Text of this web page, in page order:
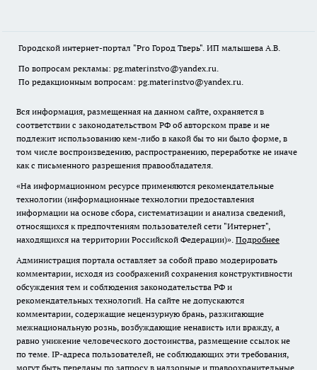
Городской интернет-портал "Pro Город Тверь". ИП малышева А.В.
По вопросам рекламы: pg.materinstvo@yandex.ru.
По редакционным вопросам: pg.materinstvo@yandex.ru.
Вся информация, размещенная на данном сайте, охраняется в
соответствии с законодательством РФ об авторском праве и не
подлежит использованию кем-либо в какой бы то ни было форме, в
том числе воспроизведению, распространению, переработке не иначе
как с письменного разрешения правообладателя.
«На информационном ресурсе применяются рекомендательные
технологии (информационные технологии предоставления
информации на основе сбора, систематизации и анализа сведений,
относящихся к предпочтениям пользователей сети "Интернет",
находящихся на территории Российской Федерации)». Подробнее
Администрация портала оставляет за собой право модерировать
комментарии, исходя из соображений сохранения конструктивности
обсуждения тем и соблюдения законодательства РФ и
рекомендательных технологий. На сайте не допускаются
комментарии, содержащие нецензурную брань, разжигающие
межнациональную рознь, возбуждающие ненависть или вражду, а
равно унижение человеческого достоинства, размещение ссылок не
по теме. IP-адреса пользователей, не соблюдающих эти требования,
могут быть переданы по запросу в надзорные и правоохранительные